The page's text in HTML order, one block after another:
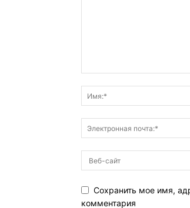
Сохранить мое имя,
комментария